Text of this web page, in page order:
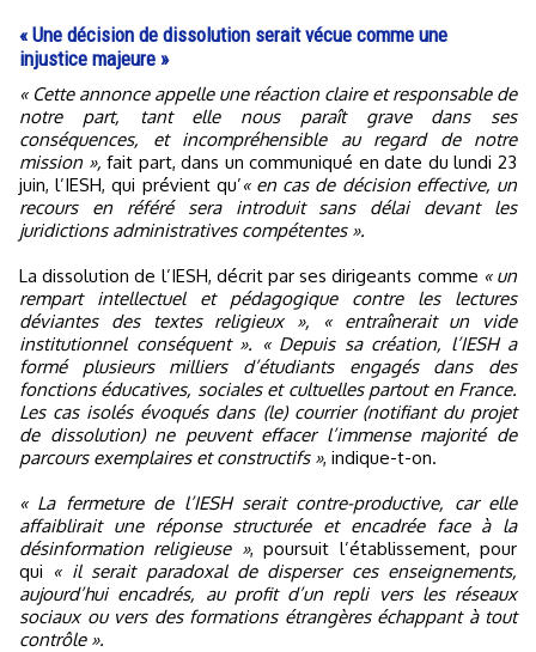
« Une décision de dissolution serait vécue comme une
injustice majeure »
« Cette annonce appelle une réaction claire et responsable de
notre part, tant elle nous paraît grave dans ses
conséquences, et incompréhensible au regard de notre
mission », fait part, dans un communiqué en date du lundi 23
juin, l’IESH, qui prévient qu’« en cas de décision effective, un
recours en référé sera introduit sans délai devant les
juridictions administratives compétentes ».
La dissolution de l’IESH, décrit par ses dirigeants comme « un
rempart intellectuel et pédagogique contre les lectures
déviantes des textes religieux », « entraînerait un vide
institutionnel conséquent ». « Depuis sa création, l’IESH a
formé plusieurs milliers d’étudiants engagés dans des
fonctions éducatives, sociales et cultuelles partout en France.
Les cas isolés évoqués dans (le) courrier (notifiant du projet
de dissolution) ne peuvent effacer l’immense majorité de
parcours exemplaires et constructifs », indique-t-on.
« La fermeture de l’IESH serait contre-productive, car elle
affaiblirait une réponse structurée et encadrée face à la
désinformation religieuse », poursuit l’établissement, pour
qui « il serait paradoxal de disperser ces enseignements,
aujourd’hui encadrés, au profit d’un repli vers les réseaux
sociaux ou vers des formations étrangères échappant à tout
contrôle ».